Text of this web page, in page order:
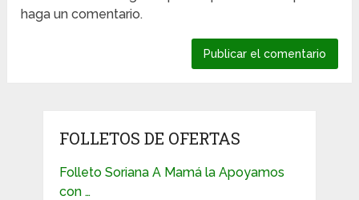
haga un comentario.
FOLLETOS DE OFERTAS
Folleto Soriana A Mamá la Apoyamos
con …